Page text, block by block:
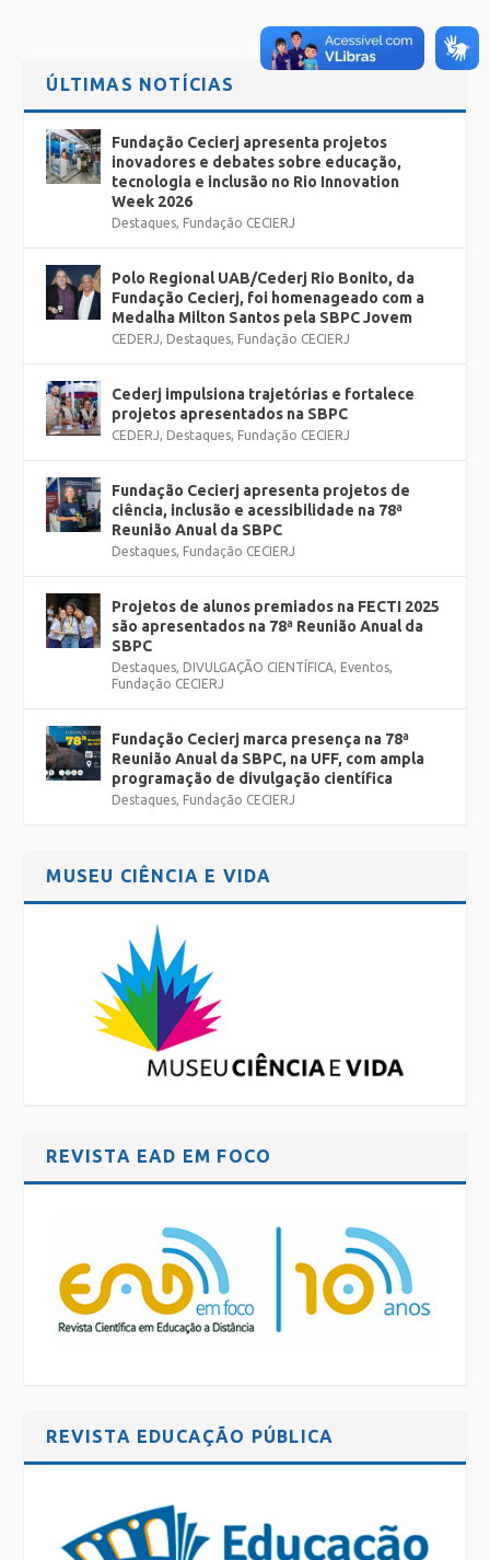
ÚLTIMAS NOTÍCIAS
Fundação Cecierj apresenta projetos
inovadores e debates sobre educação,
tecnologia e inclusão no Rio Innovation
Week 2026
Destaques, Fundação CECIERJ
Polo Regional UAB/Cederj Rio Bonito, da
Fundação Cecierj, foi homenageado com a
Medalha Milton Santos pela SBPC Jovem
CEDERJ, Destaques, Fundação CECIERJ
Cederj impulsiona trajetórias e fortalece
projetos apresentados na SBPC
CEDERJ, Destaques, Fundação CECIERJ
Fundação Cecierj apresenta projetos de
ciência, inclusão e acessibilidade na 78ª
Reunião Anual da SBPC
Destaques, Fundação CECIERJ
Projetos de alunos premiados na FECTI 2025
são apresentados na 78ª Reunião Anual da
SBPC
Destaques, DIVULGAÇÃO CIENTÍFICA, Eventos,
Fundação CECIERJ
Fundação Cecierj marca presença na 78ª
Reunião Anual da SBPC, na UFF, com ampla
programação de divulgação científica
Destaques, Fundação CECIERJ
MUSEU CIÊNCIA E VIDA
REVISTA EAD EM FOCO
REVISTA EDUCAÇÃO PÚBLICA